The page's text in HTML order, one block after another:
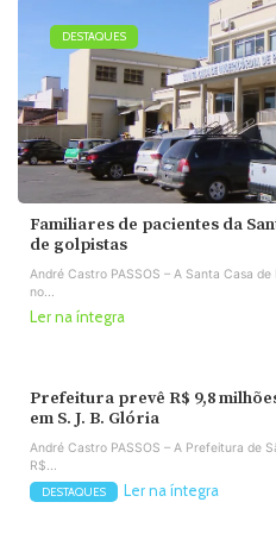
DESTAQUES
Familiares de pacientes da
de golpistas
André Castro PASSOS – A Santa Casa
no...
Ler na íntegra
Prefeitura prevê R$ 9,8
em S. J. B. Glória
André Castro PASSOS – A Prefeitura de
R$...
DESTAQUES Ler na íntegra